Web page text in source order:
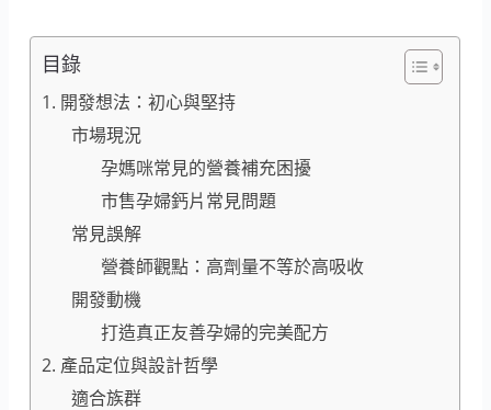
目錄
1. 開發想法：初心與堅持
市場現況
孕媽咪常見的營養補充困擾
市售孕婦鈣片常見問題
常見誤解
營養師觀點：高劑量不等於高吸收
開發動機
打造真正友善孕婦的完美配方
2. 產品定位與設計哲學
適合族群